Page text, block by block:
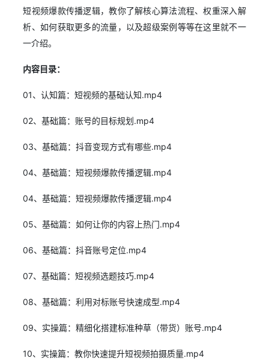
短视频爆款传播逻辑，教你了解核心算法流程、权重深入解
析、如何获取更多的流量，以及超级案例等等在这里就不一
一介绍。
内容目录：
01、认知篇：短视频的基础认知.mp4
02、基础篇：账号的目标规划.mp4
03、基础篇：抖音变现方式有哪些.mp4
04、基础篇：短视频爆款传播逻辑.mp4
04、基础篇：短视频爆款传播逻辑.mp4
05、基础篇：如何让你的内容上热门.mp4
06、基础篇：抖音账号定位.mp4
07、基础篇：短视频选题技巧.mp4
08、基础篇：利用对标账号快速成型.mp4
09、实操篇：精细化搭建标准种草（带货）账号.mp4
10、实操篇：教你快速提升短视频拍摄质量.mp4